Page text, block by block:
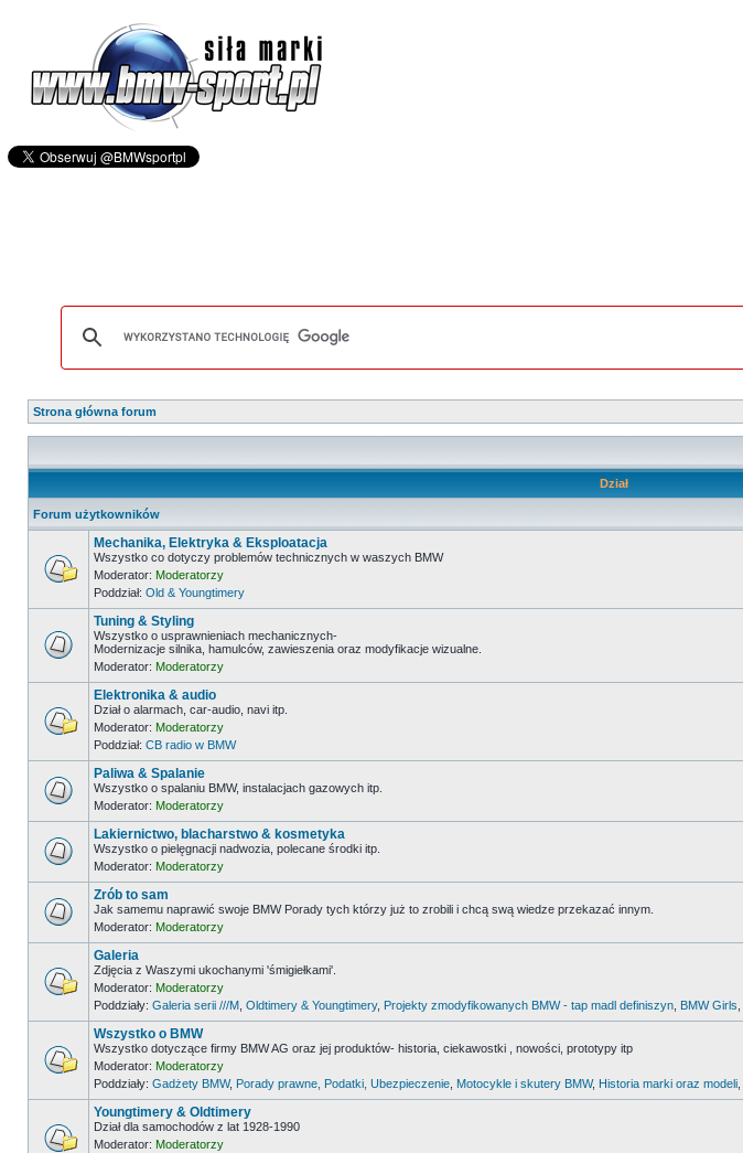
Strona główna forum
Dział
Forum użytkowników
Mechanika, Elektryka & Eksploatacja
Wszystko co dotyczy problemów technicznych w waszych BMW
Moderator: Moderatorzy
Poddział: Old & Youngtimery
Tuning & Styling
Wszystko o usprawnieniach mechanicznych-
Modernizacje silnika, hamulców, zawieszenia oraz modyfikacje wizualne.
Moderator: Moderatorzy
Elektronika & audio
Dział o alarmach, car-audio, navi itp.
Moderator: Moderatorzy
Poddział: CB radio w BMW
Paliwa & Spalanie
Wszystko o spalaniu BMW, instalacjach gazowych itp.
Moderator: Moderatorzy
Lakiernictwo, blacharstwo & kosmetyka
Wszystko o pielęgnacji nadwozia, polecane środki itp.
Moderator: Moderatorzy
Zrób to sam
Jak samemu naprawić swoje BMW Porady tych którzy już to zrobili i chcą swą wiedze przekazać innym.
Moderator: Moderatorzy
Galeria
Zdjęcia z Waszymi ukochanymi 'śmigiełkami'.
Moderator: Moderatorzy
Poddziały: Galeria serii ///M Oldtimery & Youngtimery, Projekty zmodyfikowanych BMW - tap madl definiszyn BMW Girls
Wszystko o BMW
Wszystko dotyczące firmy BMW AG oraz jej produktów- historia, ciekawostki , nowości, prototypy itp
Moderator: Moderatorzy
Poddziały: Gadżety BMW, Porady prawne, Podatki, Ubezpieczenie Motocykle i skutery BMW, Historia marki oraz modeli
Youngtimery & Oldtimery
Dział dla samochodów z lat 1928-1990
Moderator: Moderatorzy